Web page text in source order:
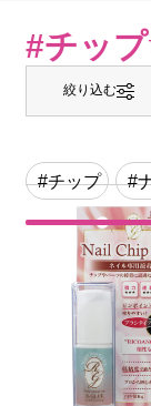
#チップ
絞り込む
#チップ #